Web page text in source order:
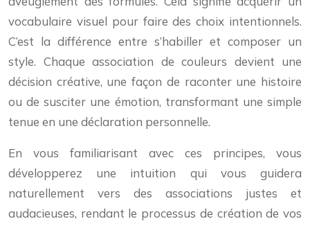
vocabulaire visuel pour faire des choix intentionnels.
C’est la différence entre s’habiller et composer un
style. Chaque association de couleurs devient une
décision créative, une façon de raconter une histoire
ou de susciter une émotion, transformant une simple
tenue en une déclaration personnelle.
En vous familiarisant avec ces principes, vous
développerez une intuition qui vous guidera
naturellement vers des associations justes et
audacieuses, rendant le processus de création de vos